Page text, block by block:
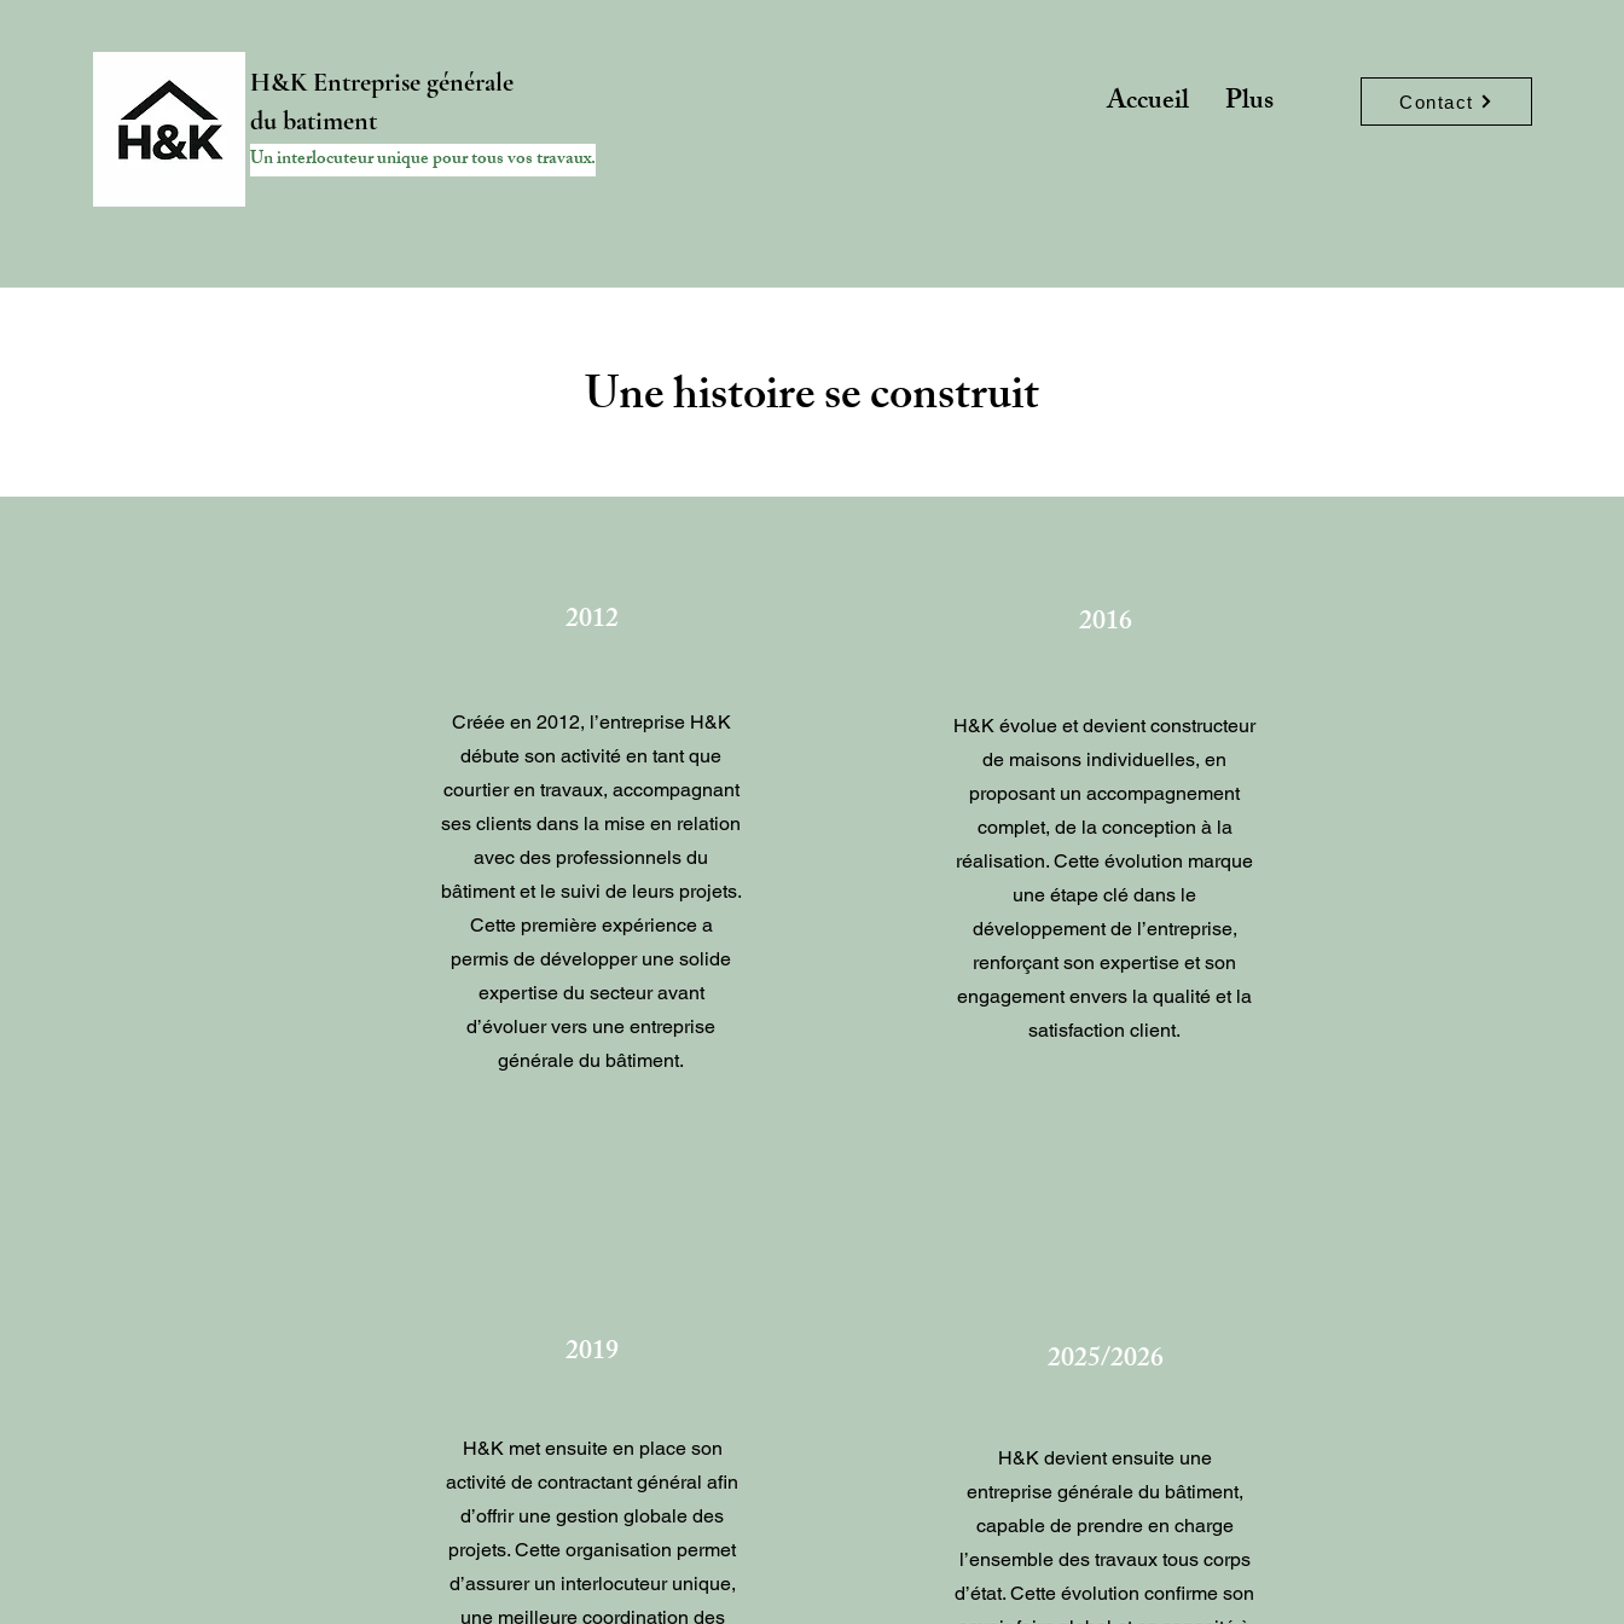
H&K Entreprise générale
du batiment
Un interlocuteur unique pour tous vos travaux.
Accueil Plus Contact
Une histoire se construit
2012
Créée en 2012, l’entreprise H&K
débute son activité en tant que
courtier en travaux, accompagnant
ses clients dans la mise en relation
avec des professionnels du
bâtiment et le suivi de leurs projets.
Cette première expérience a
permis de développer une solide
expertise du secteur avant
d’évoluer vers une entreprise
générale du bâtiment.
2016
H&K évolue et devient constructeur
de maisons individuelles, en
proposant un accompagnement
complet, de la conception à la
réalisation. Cette évolution marque
une étape clé dans le
développement de l’entreprise,
renforçant son expertise et son
engagement envers la qualité et la
satisfaction client.
2019
H&K met ensuite en place son
activité de contractant général afin
d’offrir une gestion globale des
projets. Cette organisation permet
d’assurer un interlocuteur unique,
une meilleure coordination des
H&K devient ensuite une
entreprise générale du bâtiment,
capable de prendre en charge
l’ensemble des travaux tous corps
d’état. Cette évolution confirme son
2025/2026